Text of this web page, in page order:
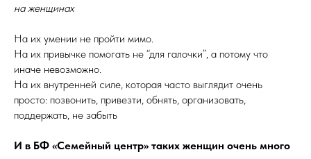
на женщинах
На их умении не пройти мимо.
На их привычке помогать не “для галочки”, а потому что
иначе невозможно.
На их внутренней силе, которая часто выглядит очень
просто: позвонить, привезти, обнять, организовать,
поддержать, не забыть
И в БФ «Семейный центр» таких женщин очень много